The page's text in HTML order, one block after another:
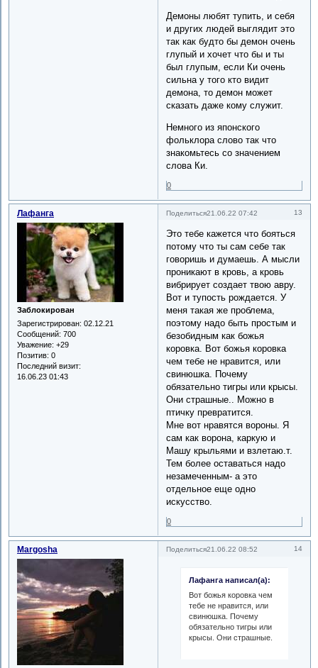
Демоны любят тупить, и себя
и других людей выглядит это
так как будто бы демон очень
глупый и хочет что бы и ты
был глупым, если Ки очень
сильна у того кто видит
демона, то демон может
сказать даже кому служит.
Немного из японского
фольклора слово так что
знакомьтесь со значением
слова Ки.
0
Поделиться 13
21.06.22 07:42
Лафанга
Заблокирован
Зарегистрирован: 02.12.21
Сообщений: 700
Уважение: +29
Позитив: 0
Последний визит:
16.06.23 01:43
Это тебе кажется что бояться
потому что ты сам себе так
говоришь и думаешь. А мысли
проникают в кровь, а кровь
вибрирует создает твою авру.
Вот и тупость рождается. У
меня такая же проблема,
поэтому надо быть простым и
безобидным как божья
коровка. Вот божья коровка
чем тебе не нравится, или
свинюшка. Почему
обязательно тигры или крысы.
Они страшные.. Можно в
птичку превратится.
Мне вот нравятся вороны. Я
сам как ворона, каркую и
Машу крыльями и взлетаю.т.
Тем более оставаться надо
незамеченным- а это
отдельное еще одно
искусство.
0
Поделиться 14
21.06.22 08:52
Margosha
Лафанга написал(а):
Вот божья коровка чем
тебе не нравится, или
свинюшка. Почему
обязательно тигры или
крысы. Они страшные.